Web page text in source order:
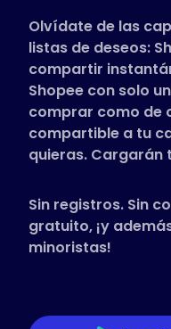
Olvídate de las
listas de deseos:
compartir
Shopee con solo
comprar como de
compartible a tu
quieras. Cargarán
Sin registros. Sin
gratuito, ¡y
minoristas!